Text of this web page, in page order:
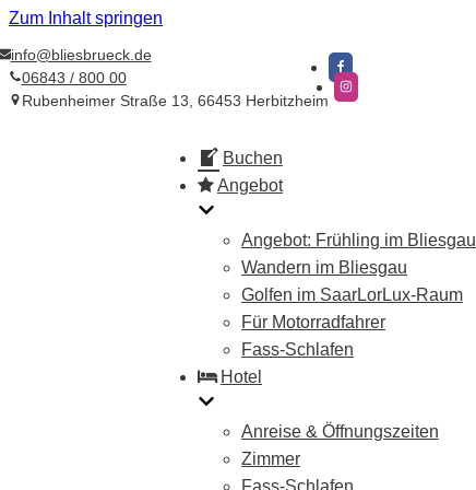
Zum Inhalt springen
info@bliesbrueck.de
06843 / 800 00
Rubenheimer Straße 13, 66453 Herbitzheim
Buchen
Angebot
Angebot: Frühling im Bliesgau
Wandern im Bliesgau
Golfen im SaarLorLux-Raum​
Für Motorradfahrer
Fass-Schlafen
Hotel
Anreise & Öffnungszeiten
Zimmer